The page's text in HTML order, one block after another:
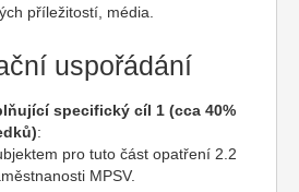
příležitostí, média.
uspořádání
specifický cíl 1 (cca 40%
:
pro tuto část opatření 2.2
MPSV.